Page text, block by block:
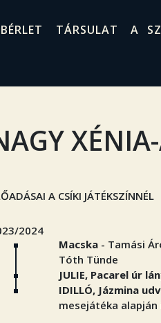
TÁRSULAT A
A CSÍKI JÁTÉKSZÍNNÉL
2024
Macska - Tamási
Tóth Tünde
JULIE, Pacarel úr
IDILLÓ, Jázmina
mesejátéka